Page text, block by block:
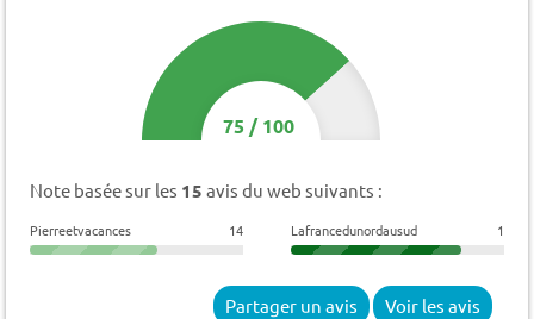
75 /100
Note basée sur les 15 avis du web suivants :
Pierreetvacances 14 Lafrancedunordausud 1
Partager un avis Voir les avis